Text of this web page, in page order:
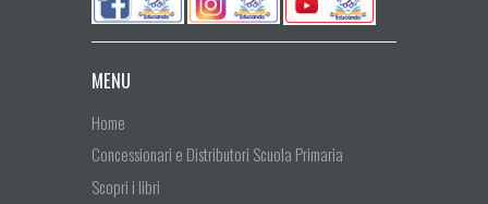
MENU
Home
Concessionari e Distributori Scuola Primaria
Scopri i libri